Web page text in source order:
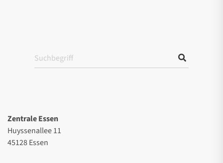
Zentrale Essen
Huyssenallee 11
45128 Essen